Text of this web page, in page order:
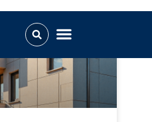
NOTICIAS